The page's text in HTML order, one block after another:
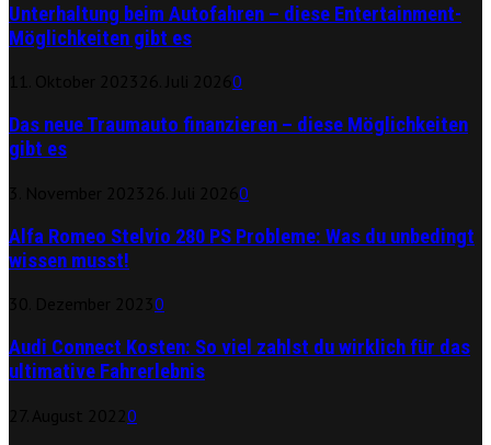
Unterhaltung beim Autofahren – diese Entertainment-
Möglichkeiten gibt es
0
Das neue Traumauto finanzieren – diese Möglichkeiten
gibt es
0
Alfa Romeo Stelvio 280 PS Probleme: Was du unbedingt
wissen musst!
0
Audi Connect Kosten: So viel zahlst du wirklich für das
ultimative Fahrerlebnis
0